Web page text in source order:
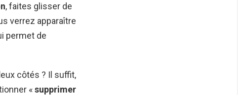
, faites glisser de
verrez apparaître
permet de
côtés ? Il suffit,
«supprimer